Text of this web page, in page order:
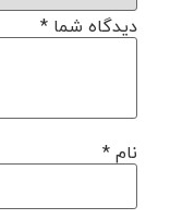
دیدگاه شما *
نام*